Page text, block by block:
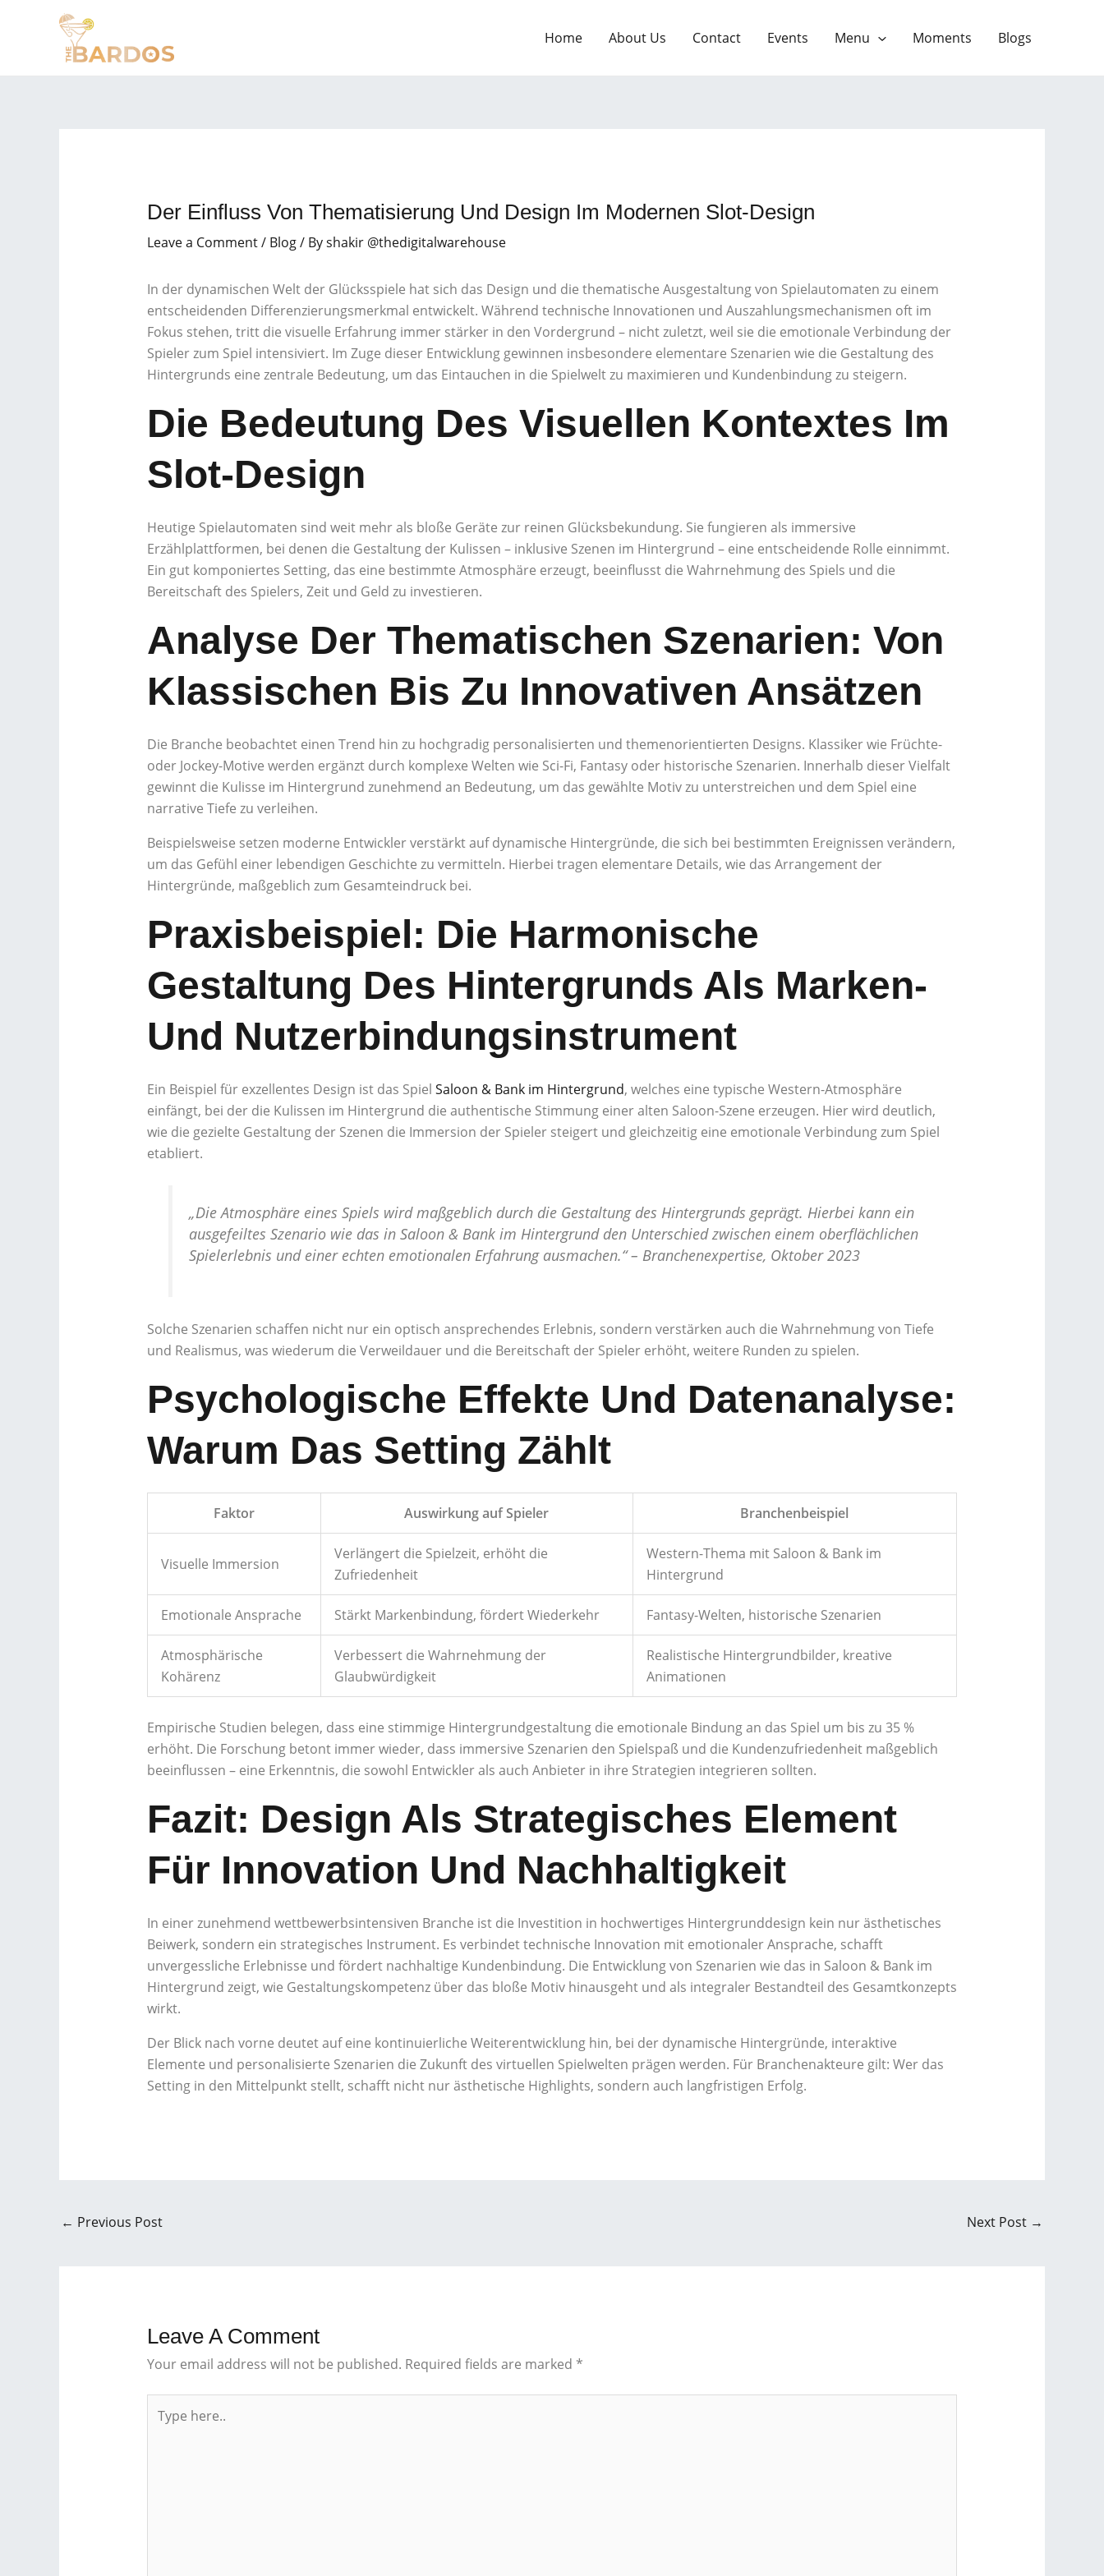
Home About Us Contact Events Menu Moments Blogs
Der Einfluss Von Thematisierung Und Design Im Modernen Slot-Design
Leave a Comment/ Blog/ Byshakir @thedigitalwarehouse
In der dynamischen Welt der Glücksspiele hat sich das Design und die thematische Ausgestaltung von Spielautomaten zu einem
entscheidenden Differenzierungsmerkmal entwickelt. Während technische Innovationen und Auszahlungsmechanismen oft im
Fokus stehen, tritt die visuelle Erfahrung immer stärker in den Vordergrund – nicht zuletzt, weil sie die emotionale Verbindung der
Spieler zum Spiel intensiviert. Im Zuge dieser Entwicklung gewinnen insbesondere elementare Szenarien wie die Gestaltung des
Hintergrunds eine zentrale Bedeutung, um das Eintauchen in die Spielwelt zu maximieren und Kundenbindung zu steigern.
Die Bedeutung Des Visuellen Kontextes Im
Slot-Design
Heutige Spielautomaten sind weit mehr als bloße Geräte zur reinen Glücksbekundung. Sie fungieren als immersive
Erzählplattformen, bei denen die Gestaltung der Kulissen – inklusive Szenen im Hintergrund – eine entscheidende Rolle einnimmt.
Ein gut komponiertes Setting, das eine bestimmte Atmosphäre erzeugt, beeinflusst die Wahrnehmung des Spiels und die
Bereitschaft des Spielers, Zeit und Geld zu investieren.
Analyse Der Thematischen Szenarien: Von
Klassischen Bis Zu Innovativen Ansätzen
Die Branche beobachtet einen Trend hin zu hochgradig personalisierten und themenorientierten Designs. Klassiker wie Früchte-
oder Jockey-Motive werden ergänzt durch komplexe Welten wie Sci-Fi, Fantasy oder historische Szenarien. Innerhalb dieser Vielfalt
gewinnt die Kulisse im Hintergrund zunehmend an Bedeutung, um das gewählte Motiv zu unterstreichen und dem Spiel eine
narrative Tiefe zu verleihen.
Beispielsweise setzen moderne Entwickler verstärkt auf dynamische Hintergründe, die sich bei bestimmten Ereignissen verändern,
um das Gefühl einer lebendigen Geschichte zu vermitteln. Hierbei tragen elementare Details, wie das Arrangement der
Hintergründe, maßgeblich zum Gesamteindruck bei.
Praxisbeispiel: Die Harmonische
Gestaltung Des Hintergrunds Als Marken-
Und Nutzerbindungsinstrument
Ein Beispiel für exzellentes Design ist das Spiel Saloon & Bank im Hintergrund, welches eine typische Western-Atmosphäre
einfängt, bei der die Kulissen im Hintergrund die authentische Stimmung einer alten Saloon-Szene erzeugen. Hier wird deutlich,
wie die gezielte Gestaltung der Szenen die Immersion der Spieler steigert und gleichzeitig eine emotionale Verbindung zum Spiel
etabliert.
„Die Atmosphäre eines Spiels wird maßgeblich durch die Gestaltung des Hintergrunds geprägt. Hierbei kann ein
ausgefeiltes Szenario wie das in Saloon & Bank im Hintergrund den Unterschied zwischen einem oberflächlichen
Spielerlebnis und einer echten emotionalen Erfahrung ausmachen.“ – Branchenexpertise, Oktober 2023
Solche Szenarien schaffen nicht nur ein optisch ansprechendes Erlebnis, sondern verstärken auch die Wahrnehmung von Tiefe
und Realismus, was wiederum die Verweildauer und die Bereitschaft der Spieler erhöht, weitere Runden zu spielen.
Psychologische Effekte Und Datenanalyse:
Warum Das Setting Zählt
Faktor Auswirkung auf Spieler Branchenbeispiel
Visuelle Immersion
Verlängert die Spielzeit, erhöht die
Zufriedenheit
Western-Thema mit Saloon & Bank im
Hintergrund
Emotionale Ansprache Stärkt Markenbindung, fördert Wiederkehr Fantasy-Welten, historische Szenarien
Atmosphärische
Kohärenz
Verbessert die Wahrnehmung der
Glaubwürdigkeit
Realistische Hintergrundbilder, kreative
Animationen
Empirische Studien belegen, dass eine stimmige Hintergrundgestaltung die emotionale Bindung an das Spiel um bis zu 35 %
erhöht. Die Forschung betont immer wieder, dass immersive Szenarien den Spielspaß und die Kundenzufriedenheit maßgeblich
beeinflussen – eine Erkenntnis, die sowohl Entwickler als auch Anbieter in ihre Strategien integrieren sollten.
Fazit: Design Als Strategisches Element
Für Innovation Und Nachhaltigkeit
In einer zunehmend wettbewerbsintensiven Branche ist die Investition in hochwertiges Hintergrunddesign kein nur ästhetisches
Beiwerk, sondern ein strategisches Instrument. Es verbindet technische Innovation mit emotionaler Ansprache, schafft
unvergessliche Erlebnisse und fördert nachhaltige Kundenbindung. Die Entwicklung von Szenarien wie das in Saloon & Bank im
Hintergrund zeigt, wie Gestaltungskompetenz über das bloße Motiv hinausgeht und als integraler Bestandteil des Gesamtkonzepts
wirkt.
Der Blick nach vorne deutet auf eine kontinuierliche Weiterentwicklung hin, bei der dynamische Hintergründe, interaktive
Elemente und personalisierte Szenarien die Zukunft des virtuellen Spielwelten prägen werden. Für Branchenakteure gilt: Wer das
Setting in den Mittelpunkt stellt, schafft nicht nur ästhetische Highlights, sondern auch langfristigen Erfolg.
Post
navigation
← Previous Post Next Post →
Leave A Comment
Your email address will not be published. Required fields are marked *
here..